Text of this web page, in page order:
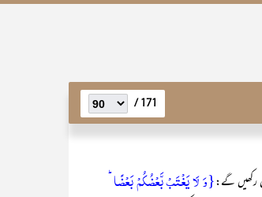
171 /
رکھیں گے:{وَ لَا یَغۡتَبۡ بَّعۡضُکُمۡ بَعۡضًا ؕ